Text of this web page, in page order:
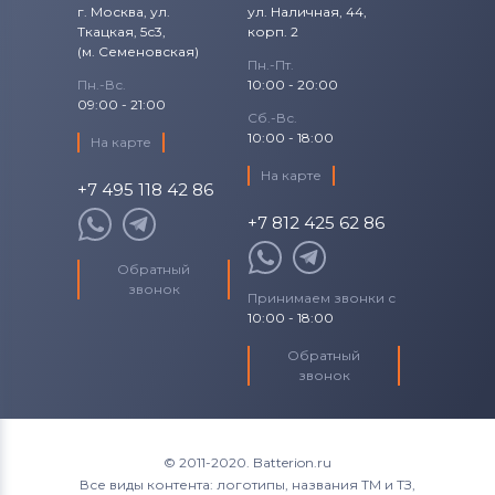
iRobot
Аккумуляторы для пылесосов
Аккумуляторы для пылесосов
Аккумуляторы для пылесосов
Mamibot
Аккумуляторы для пылесосов
Mamirobot
Аккумуляторы для пылесосов
г. Москва, ул.
Ткацкая, 5с3,
(м. Семеновская)
Пн.-Вс.
09:00 - 21:00
На карте
+7 495 118 42 86
Обратный
звонок
ул. Наличная, 44,
корп. 2
Пн.-Пт.
10:00 - 20:00
Сб.-Вс.
10:00 - 18:00
На карте
+7 812 425 62 86
Принимаем звонки с
10:00 - 18:00
Обратный
звонок
© 2011-2020. Batterion.ru
Все виды контента: логотипы, названия ТМ и ТЗ,